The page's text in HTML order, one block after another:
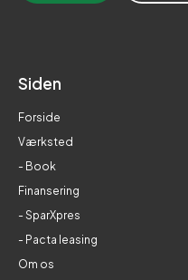
Siden
Forside
Værksted
- Book
Finansering
- SparXpres
- Pacta leasing
Om os